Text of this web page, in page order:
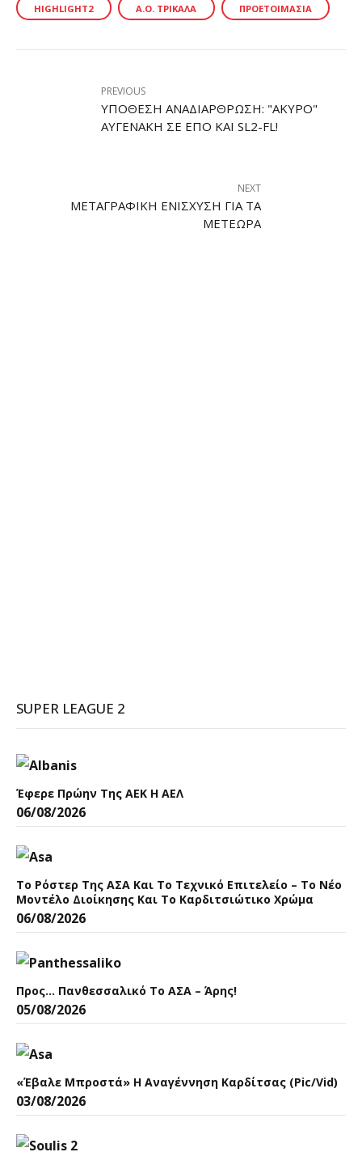
HIGHLIGHT2 Α.Ο. ΤΡΊΚΑΛΑ ΠΡΟΕΤΟΙΜΑΣΊΑ
PREVIOUS
ΥΠΌΘΕΣΗ ΑΝΑΔΙΆΡΘΡΩΣΗ: "ΆΚΥΡΟ"
ΑΥΓΕΝΆΚΗ ΣΕ ΕΠΟ ΚΑΙ SL2-FL!
NEXT
ΜΕΤΑΓΡΑΦΙΚΉ ΕΝΊΣΧΥΣΗ ΓΙΑ ΤΑ
ΜΕΤΈΩΡΑ
SUPER LEAGUE 2
Έφερε Πρώην Της ΑΕΚ Η ΑΕΛ
06/08/2026
Το Ρόστερ Της ΑΣΑ Και Το Τεχνικό Επιτελείο – Το Νέο
Μοντέλο Διοίκησης Και Το Καρδιτσιώτικο Χρώμα
06/08/2026
Προς… Πανθεσσαλικό Το ΑΣΑ – Άρης!
05/08/2026
«Έβαλε Μπροστά» Η Αναγέννηση Καρδίτσας (pic/vid)
03/08/2026